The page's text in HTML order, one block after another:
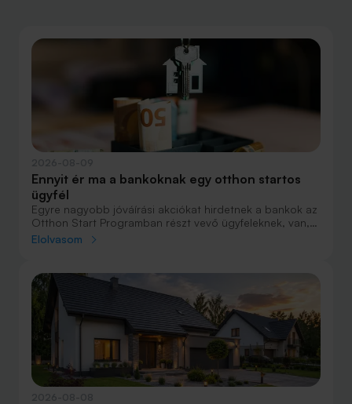
Ennyit ér ma a bankoknak egy otthon startos
ügyfél
Egyre nagyobb jóváírási akciókat hirdetnek a bankok az
Otthon Start Programban részt vevő ügyfeleknek, van,
ahol összesen akár félmillió forint jóváírást is össze lehet
nagyobb jóváírásért?
Elolvasom